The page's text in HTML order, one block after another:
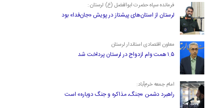
فرمانده سپاه حضرت ابوالفضل (ع) لرستان :
لرستان از استان‌های پیشتاز در پویش «جان‌فدا» بود
معاون اقتصادی استاندار لرستان
۱.۵ همت وام ازدواج در لرستان پرداخت شد
امام جمعه خرم‌آباد:
راهبرد دشمن «جنگ، مذاکره و جنگ دوباره» است